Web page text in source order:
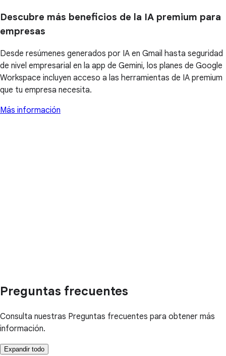
Descubre más beneficios de la IA premium para
empresas
Desde resúmenes generados por IA en Gmail hasta seguridad
de nivel empresarial en la app de Gemini, los planes de Google
Workspace incluyen acceso a las herramientas de IA premium
que tu empresa necesita.
Más información
Preguntas frecuentes
Consulta nuestras Preguntas frecuentes para obtener más
información.
Expandir todo